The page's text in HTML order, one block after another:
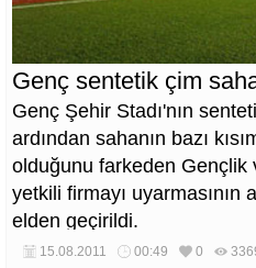
Genç sentetik çim
Genç Şehir Stadı'nın
ardından sahanın bazı
olduğunu farkeden Gençlik
yetkili firmayı uyarmasının
elden geçirildi.
15.08.2011 00:49 0